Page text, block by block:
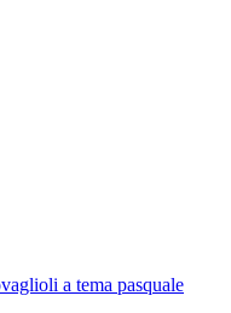
a tema pasquale